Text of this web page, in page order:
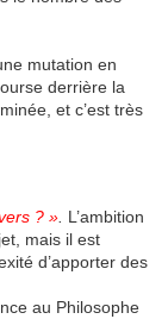
mutation en
derrière la
et c’est très
? » L’ambition
mais il est
d’apporter des
au Philosophe